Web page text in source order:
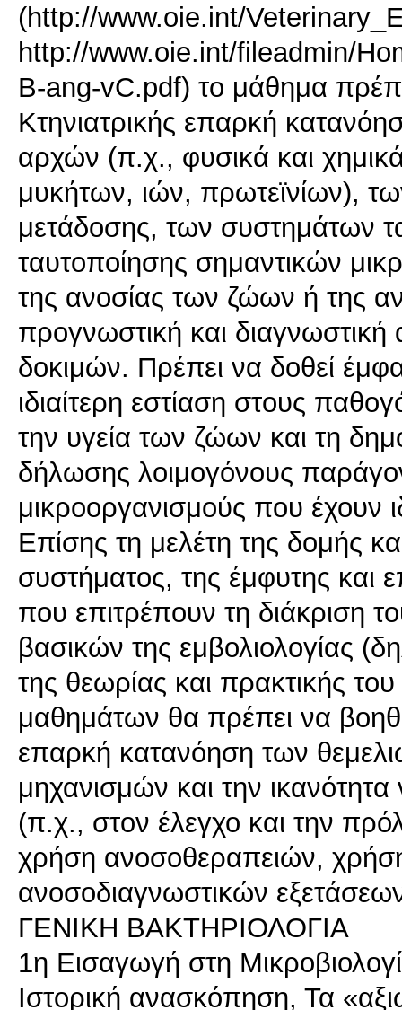
(http://www.oie.int/
http://www.oie.int/fileadmin/
B-ang-vC.pdf) το μάθημα
Κτηνιατρικής επαρκή
αρχών (π.χ., φυσικά και
μυκήτων, ιών, πρωτεϊνίων),
μετάδοσης, των συστημάτων
ταυτοποίησης σημαντικών
της ανοσίας των ζώων ή της
προγνωστική και
δοκιμών. Πρέπει να δοθεί
ιδιαίτερη εστίαση στους
την υγεία των ζώων και τη
δήλωσης λοιμογόνους
μικροοργανισμούς που έχουν
Επίσης τη μελέτη της δομής
συστήματος, της έμφυτης και
που επιτρέπουν τη διάκριση
βασικών της εμβολιολογίας
της θεωρίας και πρακτικής
μαθημάτων θα πρέπει να
επαρκή κατανόηση των
μηχανισμών και την
(π.χ., στον έλεγχο και την
χρήση ανοσοθεραπειών,
ανοσοδιαγνωστικών
ΓΕΝΙΚΗ ΒΑΚΤΗΡΙΟΛΟΓΙΑ
1η Εισαγωγή στη
Ιστορική ανασκόπηση, Τα